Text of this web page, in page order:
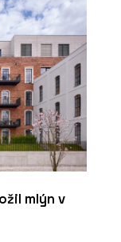
mlýn v